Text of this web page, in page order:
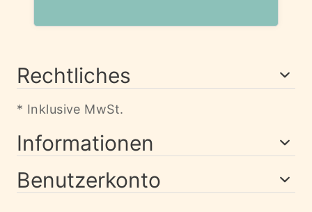
Rechtliches
* Inklusive MwSt.
Informationen
Benutzerkonto